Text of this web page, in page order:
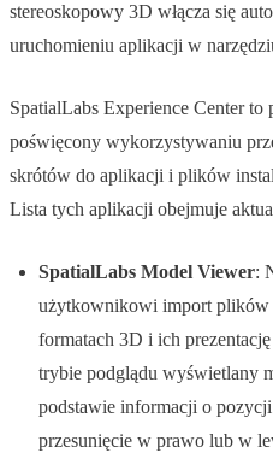
stereoskopowy 3D włącza się
uruchomieniu aplikacji w
SpatialLabs Experience Center to
poświęcony wykorzystywaniu
skrótów do aplikacji i plików
Lista tych aplikacji obejmuje
SpatialLabs Model Viewer:
użytkownikowi import plików
formatach 3D i ich
trybie podglądu wyświetlany
podstawie informacji o
przesunięcie w prawo lub w